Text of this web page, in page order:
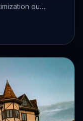
ou